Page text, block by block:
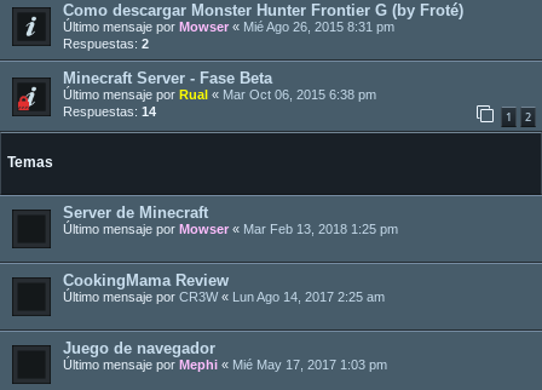
Como descargar Monster Hunter Frontier G (by Froté)
Último mensaje por Mowser « Mié Ago 26, 2015 8:31 pm
Respuestas: 2
Minecraft Server - Fase Beta
Último mensaje por Rual « Mar Oct 06, 2015 6:38 pm
Respuestas: 14 1 2
Temas
Server de Minecraft
Último mensaje por Mowser « Mar Feb 13, 2018 1:25 pm
CookingMama Review
Último mensaje por CR3W« Lun Ago 14, 2017 2:25 am
Juego de navegador
Último mensaje por Mephi « Mié May 17, 2017 1:03 pm